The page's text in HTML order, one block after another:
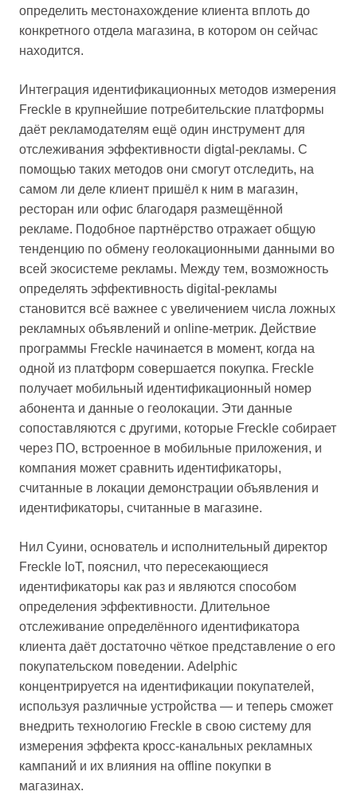
определить местонахождение клиента вплоть до
конкретного отдела магазина, в котором он сейчас
находится.
Интеграция идентификационных методов измерения
Freckle в крупнейшие потребительские платформы
даёт рекламодателям ещё один инструмент для
отслеживания эффективности digtal-рекламы. С
помощью таких методов они смогут отследить, на
самом ли деле клиент пришёл к ним в магазин,
ресторан или офис благодаря размещённой
рекламе. Подобное партнёрство отражает общую
тенденцию по обмену геолокационными данными во
всей экосистеме рекламы. Между тем, возможность
определять эффективность digital-рекламы
становится всё важнее с увеличением числа ложных
рекламных объявлений и online-метрик. Действие
программы Freckle начинается в момент, когда на
одной из платформ совершается покупка. Freckle
получает мобильный идентификационный номер
абонента и данные о геолокации. Эти данные
сопоставляются с другими, которые Freckle собирает
через ПО, встроенное в мобильные приложения, и
компания может сравнить идентификаторы,
считанные в локации демонстрации объявления и
идентификаторы, считанные в магазине.
Нил Суини, основатель и исполнительный директор
Freckle IoT, пояснил, что пересекающиеся
идентификаторы как раз и являются способом
определения эффективности. Длительное
отслеживание определённого идентификатора
клиента даёт достаточно чёткое представление о его
покупательском поведении. Adelphic
концентрируется на идентификации покупателей,
используя различные устройства — и теперь сможет
внедрить технологию Freckle в свою систему для
измерения эффекта кросс-канальных рекламных
кампаний и их влияния на offline покупки в
магазинах.